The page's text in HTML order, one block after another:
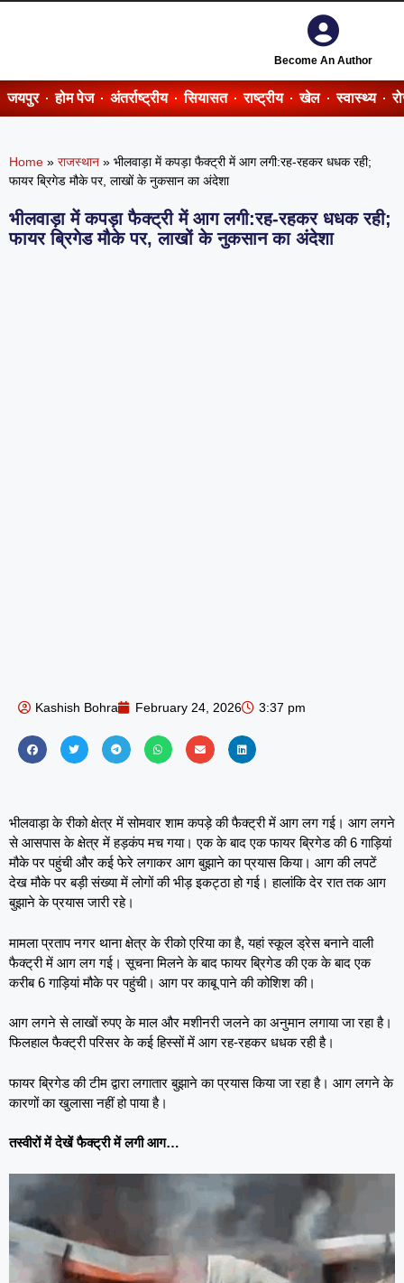
Become An Author
जयपुर होम पेज अंतर्राष्ट्रीय सियासत राष्ट्रीय खेल स्वास्थ्य
Home » राजस्थान » भीलवाड़ा में कपड़ा फैक्ट्री में आग लगी:रह-रहकर धधक रही;
फायर ब्रिगेड मौके पर, लाखों के नुकसान का अंदेशा
भीलवाड़ा में कपड़ा फैक्ट्री में आग लगी:रह-रहकर धधक रही;
फायर ब्रिगेड मौके पर, लाखों के नुकसान का अंदेशा
Kashish Bohra February 24, 2026 3:37 pm
भीलवाड़ा के रीको क्षेत्र में सोमवार शाम कपड़े की फैक्ट्री में आग लग गई। आग लगने
से आसपास के क्षेत्र में हड़कंप मच गया। एक के बाद एक फायर ब्रिगेड की 6 गाड़ियां
मौके पर पहुंची और कई फेरे लगाकर आग बुझाने का प्रयास किया। आग की लपटें
देख मौके पर बड़ी संख्या में लोगों की भीड़ इकट्ठा हो गई। हालांकि देर रात तक आग
बुझाने के प्रयास जारी रहे।
मामला प्रताप नगर थाना क्षेत्र के रीको एरिया का है, यहां स्कूल ड्रेस बनाने वाली
फैक्ट्री में आग लग गई। सूचना मिलने के बाद फायर ब्रिगेड की एक के बाद एक
करीब 6 गाड़ियां मौके पर पहुंची। आग पर काबू पाने की कोशिश की।
आग लगने से लाखों रुपए के माल और मशीनरी जलने का अनुमान लगाया जा रहा है।
फिलहाल फैक्ट्री परिसर के कई हिस्सों में आग रह-रहकर धधक रही है।
फायर ब्रिगेड की टीम द्वारा लगातार बुझाने का प्रयास किया जा रहा है। आग लगने के
कारणों का खुलासा नहीं हो पाया है।
तस्वीरों में देखें फैक्ट्री में लगी आग…